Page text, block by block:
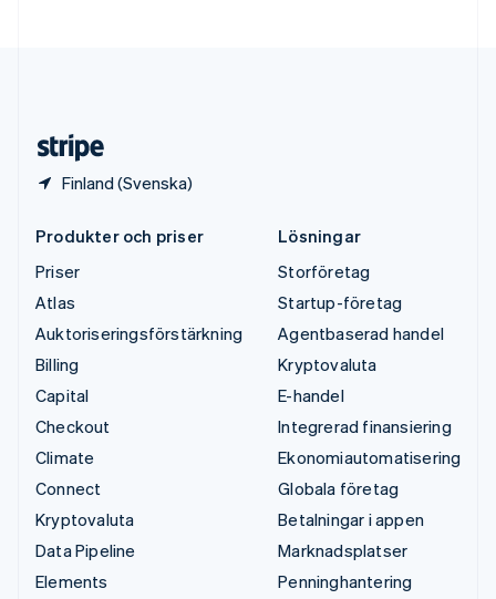
Finland (Svenska)
Produkter och priser
Priser
Atlas
Auktoriseringsförstärkning
Billing
Capital
Checkout
Climate
Connect
Kryptovaluta
Data Pipeline
Elements
Lösningar
Storföretag
Startup-företag
Agentbaserad handel
Kryptovaluta
E-handel
Integrerad finansiering
Ekonomiautomatisering
Globala företag
Betalningar i appen
Marknadsplatser
Penninghantering